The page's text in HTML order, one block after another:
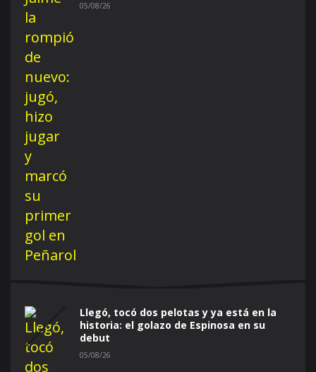
05/08/26
Llegó, tocó dos pelotas y ya está en la
historia: el golazo de Espinosa en su
debut
05/08/26